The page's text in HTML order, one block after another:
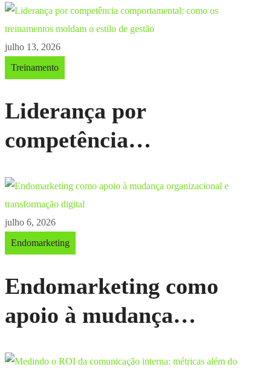
para fortalecer a
confiança
julho 13, 2026
Treinamento
Liderança por
competência
treinamentos moldam o
estilo de gestão
julho 6, 2026
Endomarketing
Endomarketing como
apoio à mudança